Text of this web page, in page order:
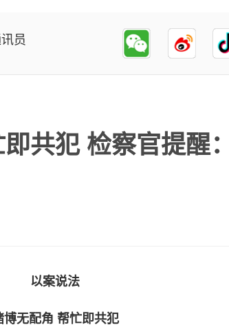
员
即共犯 检察官提醒
以案说法
博无配角 帮忙即共犯